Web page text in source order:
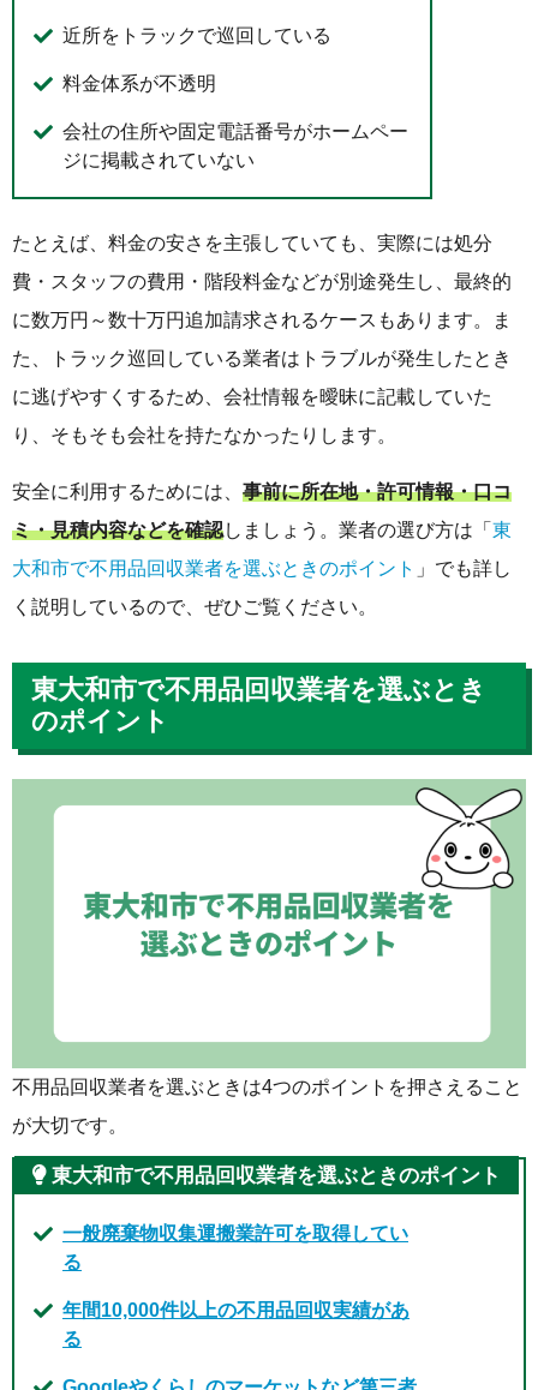
近所をトラックで巡回している
料金体系が不透明
会社の住所や固定電話番号がホームペー
ジに掲載されていない
たとえば、料金の安さを主張していても、実際には処分
費・スタッフの費用・階段料金などが別途発生し、最終的
に数万円～数十万円追加請求されるケースもあります。ま
た、トラック巡回している業者はトラブルが発生したとき
に逃げやすくするため、会社情報を曖昧に記載していた
り、そもそも会社を持たなかったりします。
安全に利用するためには、 事前に所在地・許可情報・口コ
ミ・見積内容などを確認しましょう。業者の選び方は「 東
大和市で不用品回収業者を選ぶときのポイント 」でも詳し
く説明しているので、ぜひご覧ください。
東大和市で不用品回収業者を選ぶとき
のポイント
不用品回収業者を選ぶときは4つのポイントを押さえること
が大切です。
東大和市で不用品回収業者を選ぶときのポイント
一般廃棄物収集運搬業許可を取得してい
る
年間10,000件以上の不用品回収実績があ
る